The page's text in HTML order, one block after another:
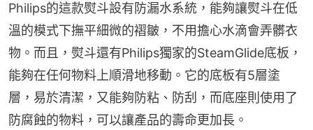
Philips的這款熨斗設有防漏水系統，能夠讓熨斗在低
溫的模式下撫平細微的褶皺，不用擔心水滴會弄髒衣
物。而且，熨斗還有Philips獨家的SteamGlide底板，
能夠在任何物料上順滑地移動。它的底板有5層塗
層，易於清潔，又能夠防粘、防刮，而底座則使用了
防腐蝕的物料，可以讓產品的壽命更加長。